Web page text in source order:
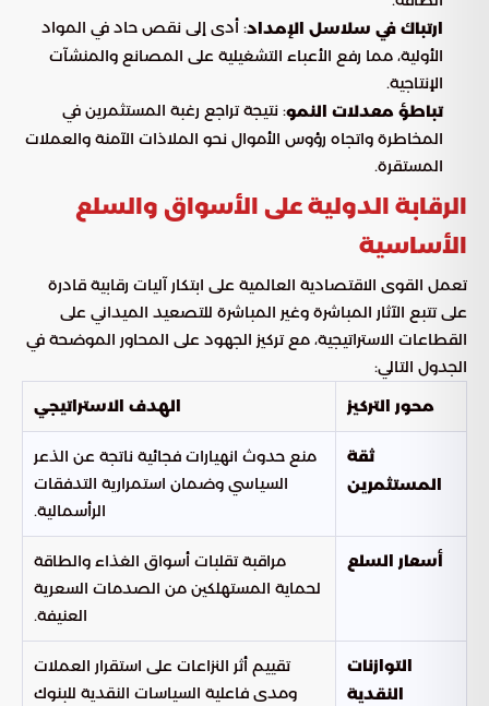
ارتباك في سلاسل الإمداد: أدى إلى نقص حاد في المواد
الأولية، مما رفع الأعباء التشغيلية على المصانع والمنشآت
الإنتاجية.
تباطؤ معدلات النمو: نتيجة تراجع رغبة المستثمرين في
المخاطرة واتجاه رؤوس الأموال نحو الملاذات الآمنة والعملات
المستقرة.
الرقابة الدولية على الأسواق والسلع
الأساسية
تعمل القوى الاقتصادية العالمية على ابتكار آليات رقابية قادرة
على تتبع الآثار المباشرة وغير المباشرة للتصعيد الميداني على
القطاعات الاستراتيجية، مع تركيز الجهود على المحاور الموضحة في
الجدول التالي:
محور التركيز
الهدف الاستراتيجي
ثقة
المستثمرين
منع حدوث انهيارات فجائية ناتجة عن الذعر
السياسي وضمان استمرارية التدفقات
الرأسمالية.
أسعار السلع
مراقبة تقلبات أسواق الغذاء والطاقة
لحماية المستهلكين من الصدمات السعرية
العنيفة.
التوازنات
النقدية
تقييم أثر النزاعات على استقرار العملات
ومدى فاعلية السياسات النقدية للبنوك